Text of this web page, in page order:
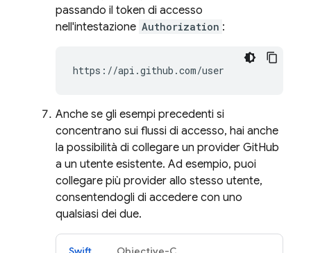
passando il token di accesso
nell'intestazione Authorization :
https://api.github.com/user
Anche se gli esempi precedenti si
concentrano sui flussi di accesso, hai anche
la possibilità di collegare un provider GitHub
a un utente esistente. Ad esempio, puoi
collegare più provider allo stesso utente,
consentendogli di accedere con uno
qualsiasi dei due.